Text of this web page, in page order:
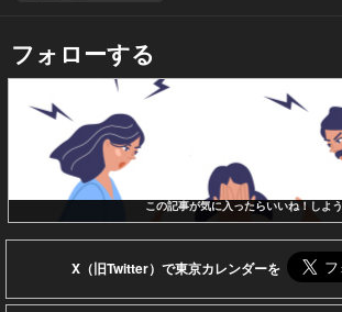
フォローする
この記事が気に入ったらいいね！しよう
X（旧Twitter）で東京カレンダーを